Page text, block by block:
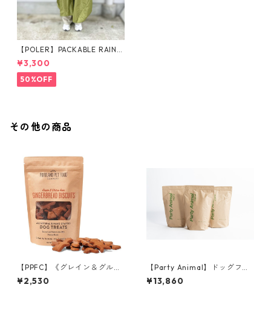
【POLER】PACKABLE RAIN P
ONCHO
¥3,300
50%OFF
その他の商品
【PPFC】《グレイン＆グルテ
ンフリー》ジンジャーブレッ
ドビスケット
¥2,530
【Party Animal】ドッグフー
ド／チキン&オーツレシピ 1.81
kg 3個セット
¥13,860